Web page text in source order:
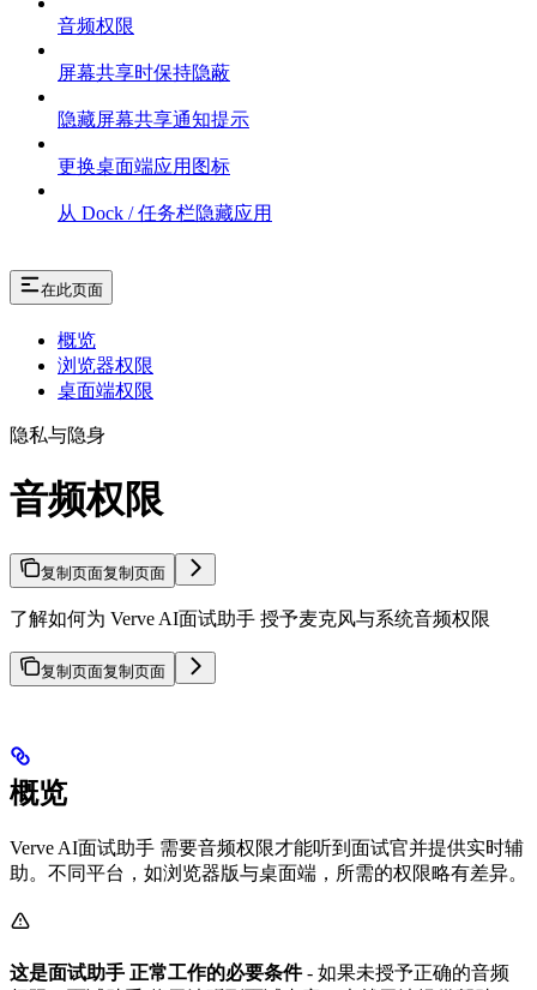
音频权限
屏幕共享时保持隐蔽
隐藏屏幕共享通知提示
更换桌面端应用图标
从 Dock / 任务栏隐藏应用
在此页面
概览
浏览器权限
桌面端权限
隐私与隐身
音频权限
复制页面复制页面
了解如何为 Verve AI面试助手 授予麦克风与系统音频权限
复制页面复制页面
概览
Verve AI面试助手 需要音频权限才能听到面试官并提供实时辅
助。不同平台，如浏览器版与桌面端，所需的权限略有差异。
这是面试助手 正常工作的必要条件- 如果未授予正确的音频